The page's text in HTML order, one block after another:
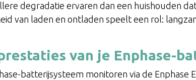
degradatie ervaren dan een huishouden
van laden en ontladen speelt een rol:
van je Enphase-
batterijsysteem monitoren via de Enphase